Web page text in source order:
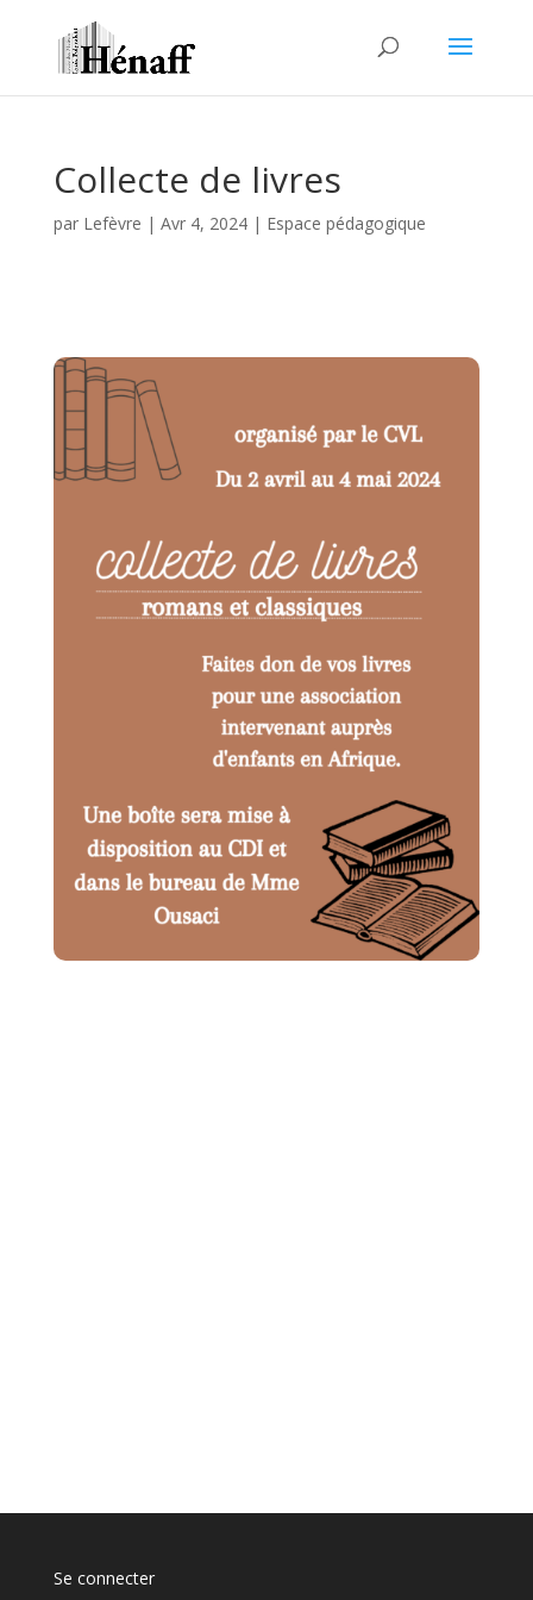
Collecte de livres
par Lefèvre | Avr 4, 2024| Espace pédagogique
Se connecter